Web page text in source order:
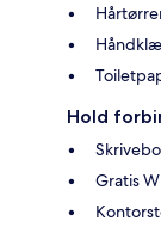
Hold
Gratis